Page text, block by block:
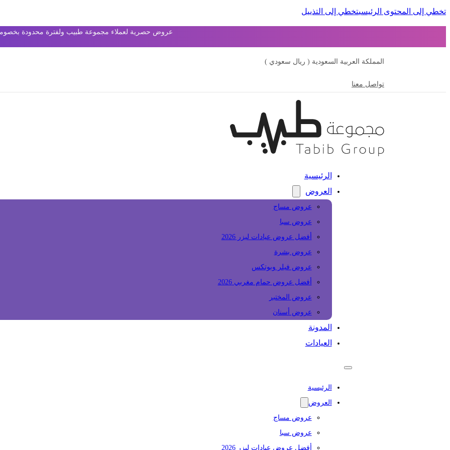
تخطي إلى المحتوى الرئيسيتخطي إلى التذييل
عروض حصرية لعملاء مجموعة طبيب ولفترة محدودة بخصومات
المملكة العربية السعودية ( ريال سعودي )
تواصل معنا
الرئيسية
العروض
عروض مساج
عروض سبا
أفضل عروض عيادات ليزر 2026
عروض بشرة
عروض فيلر وبوتكس
أفضل عروض حمام مغربي 2026
عروض المختبر
عروض أسنان
المدونة
العيادات
الرئيسية
العروض
عروض مساج
عروض سبا
أفضل عروض عيادات ليزر 2026